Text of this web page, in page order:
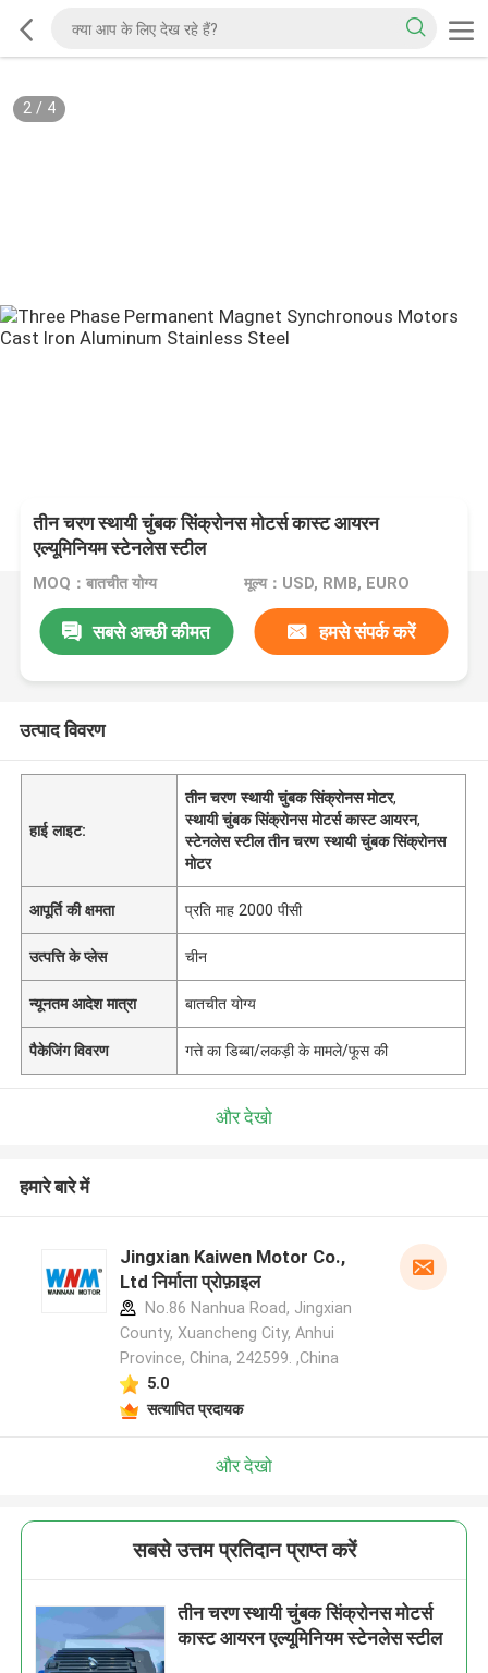
2/ 4
तीन चरण स्थायी चुंबक सिंक्रोनस मोटर्स कास्ट आयरन
एल्यूमिनियम स्टेनलेस स्टील
MOQ：बातचीत योग्य मूल्य：USD, RMB, EURO
सबसे अच्छी कीमत हमसे संपर्क करें
उत्पाद विवरण
हाई लाइट:
तीन चरण स्थायी चुंबक सिंक्रोनस मोटर,
स्थायी चुंबक सिंक्रोनस मोटर्स कास्ट आयरन,
स्टेनलेस स्टील तीन चरण स्थायी चुंबक सिंक्रोनस
मोटर
आपूर्ति की क्षमता प्रति माह 2000 पीसी
उत्पत्ति के प्लेस चीन
न्यूनतम आदेश मात्रा बातचीत योग्य
पैकेजिंग विवरण गत्ते का डिब्बा/लकड़ी के मामले/फूस की
और देखो
हमारे बारे में
Jingxian Kaiwen Motor Co.,
Ltd निर्माता प्रोफ़ाइल
No.86 Nanhua Road, Jingxian
County, Xuancheng City, Anhui
Province, China, 242599. ,China
5.0
सत्यापित प्रदायक
और देखो
सबसे उत्तम प्रतिदान प्राप्त करें
तीन चरण स्थायी चुंबक सिंक्रोनस मोटर्स
कास्ट आयरन एल्यूमिनियम स्टेनलेस स्टील